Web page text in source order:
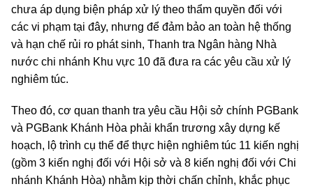
chưa áp dụng biện pháp xử lý theo thẩm quyền đối với
các vi phạm tại đây, nhưng để đảm bảo an toàn hệ thống
và hạn chế rủi ro phát sinh, Thanh tra Ngân hàng Nhà
nước chi nhánh Khu vực 10 đã đưa ra các yêu cầu xử lý
nghiêm túc.
Theo đó, cơ quan thanh tra yêu cầu Hội sở chính PGBank
và PGBank Khánh Hòa phải khẩn trương xây dựng kế
hoạch, lộ trình cụ thể để thực hiện nghiêm túc 11 kiến nghị
(gồm 3 kiến nghị đối với Hội sở và 8 kiến nghị đối với Chi
nhánh Khánh Hòa) nhằm kịp thời chấn chỉnh, khắc phục